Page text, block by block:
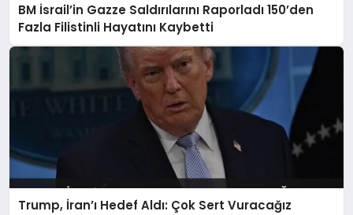
BM İsrail’in Gazze Saldırılarını Raporladı 150’den
Fazla Filistinli Hayatını Kaybetti
Trump, İran’ı Hedef Aldı: Çok Sert Vuracağız